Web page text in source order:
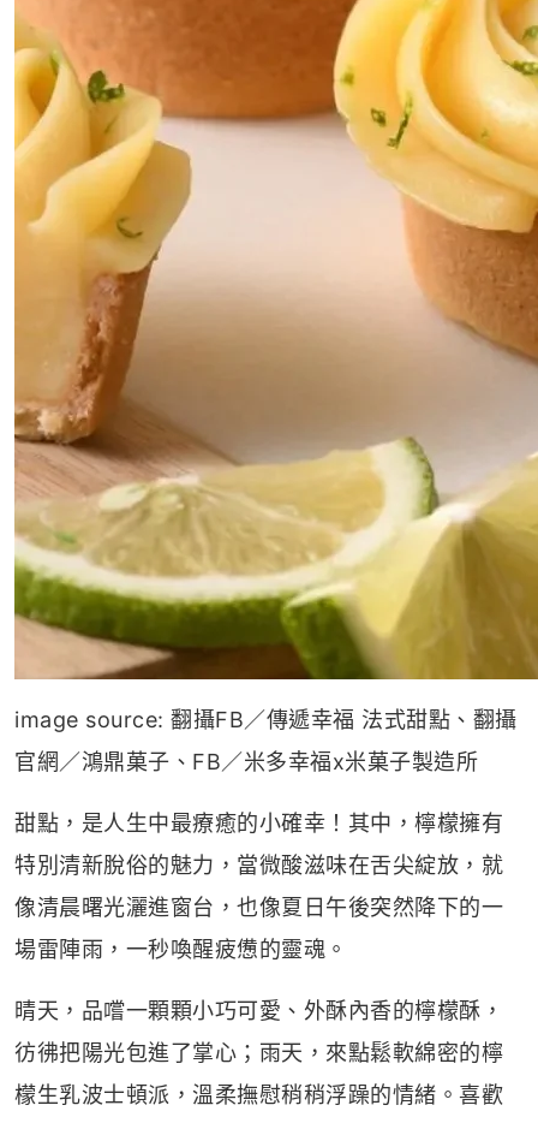
image source: 翻攝FB／傳遞幸福 法式甜點、翻攝
官網／鴻鼎菓子、FB／米多幸福x米菓子製造所
甜點，是人生中最療癒的小確幸！其中，檸檬擁有
特別清新脫俗的魅力，當微酸滋味在舌尖綻放，就
像清晨曙光灑進窗台，也像夏日午後突然降下的一
場雷陣雨，一秒喚醒疲憊的靈魂。
晴天，品嚐一顆顆小巧可愛、外酥內香的檸檬酥，
彷彿把陽光包進了掌心；雨天，來點鬆軟綿密的檸
檬生乳波士頓派，溫柔撫慰稍稍浮躁的情緒。喜歡